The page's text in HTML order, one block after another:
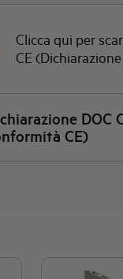
Clicca qui per
quotato